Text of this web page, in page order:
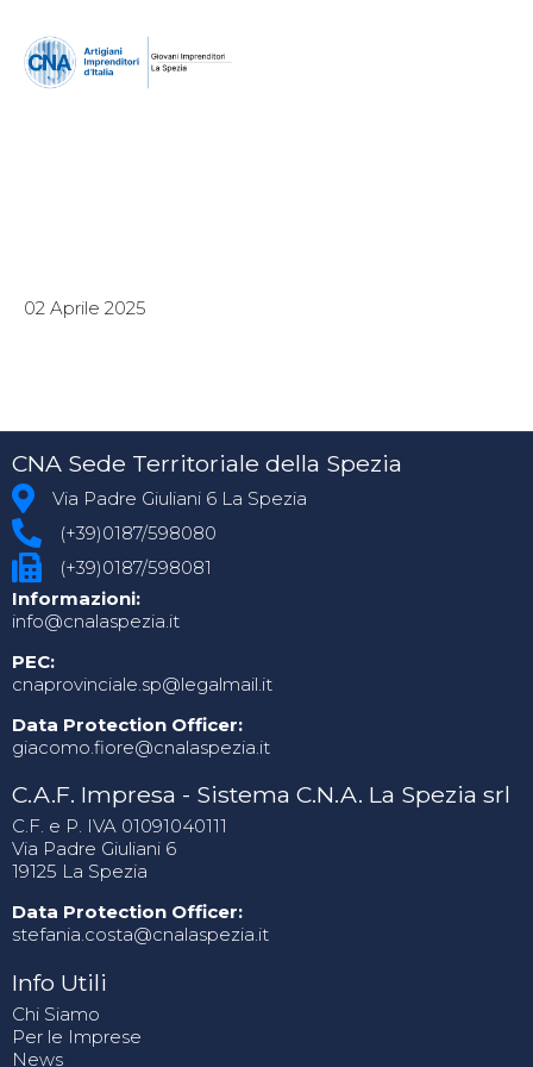
02 Aprile 2025
CNA Sede Territoriale della Spezia
Via Padre Giuliani 6 La Spezia
(+39)0187/598080
(+39)0187/598081
Informazioni:
info@cnalaspezia.it
PEC:
cnaprovinciale.sp@legalmail.it
Data Protection Officer:
giacomo.fiore@cnalaspezia.it
C.A.F. Impresa - Sistema C.N.A. La Spezia srl
C.F. e P. IVA 01091040111
Via Padre Giuliani 6
19125 La Spezia
Data Protection Officer:
stefania.costa@cnalaspezia.it
Info Utili
Chi Siamo
Per le Imprese
News